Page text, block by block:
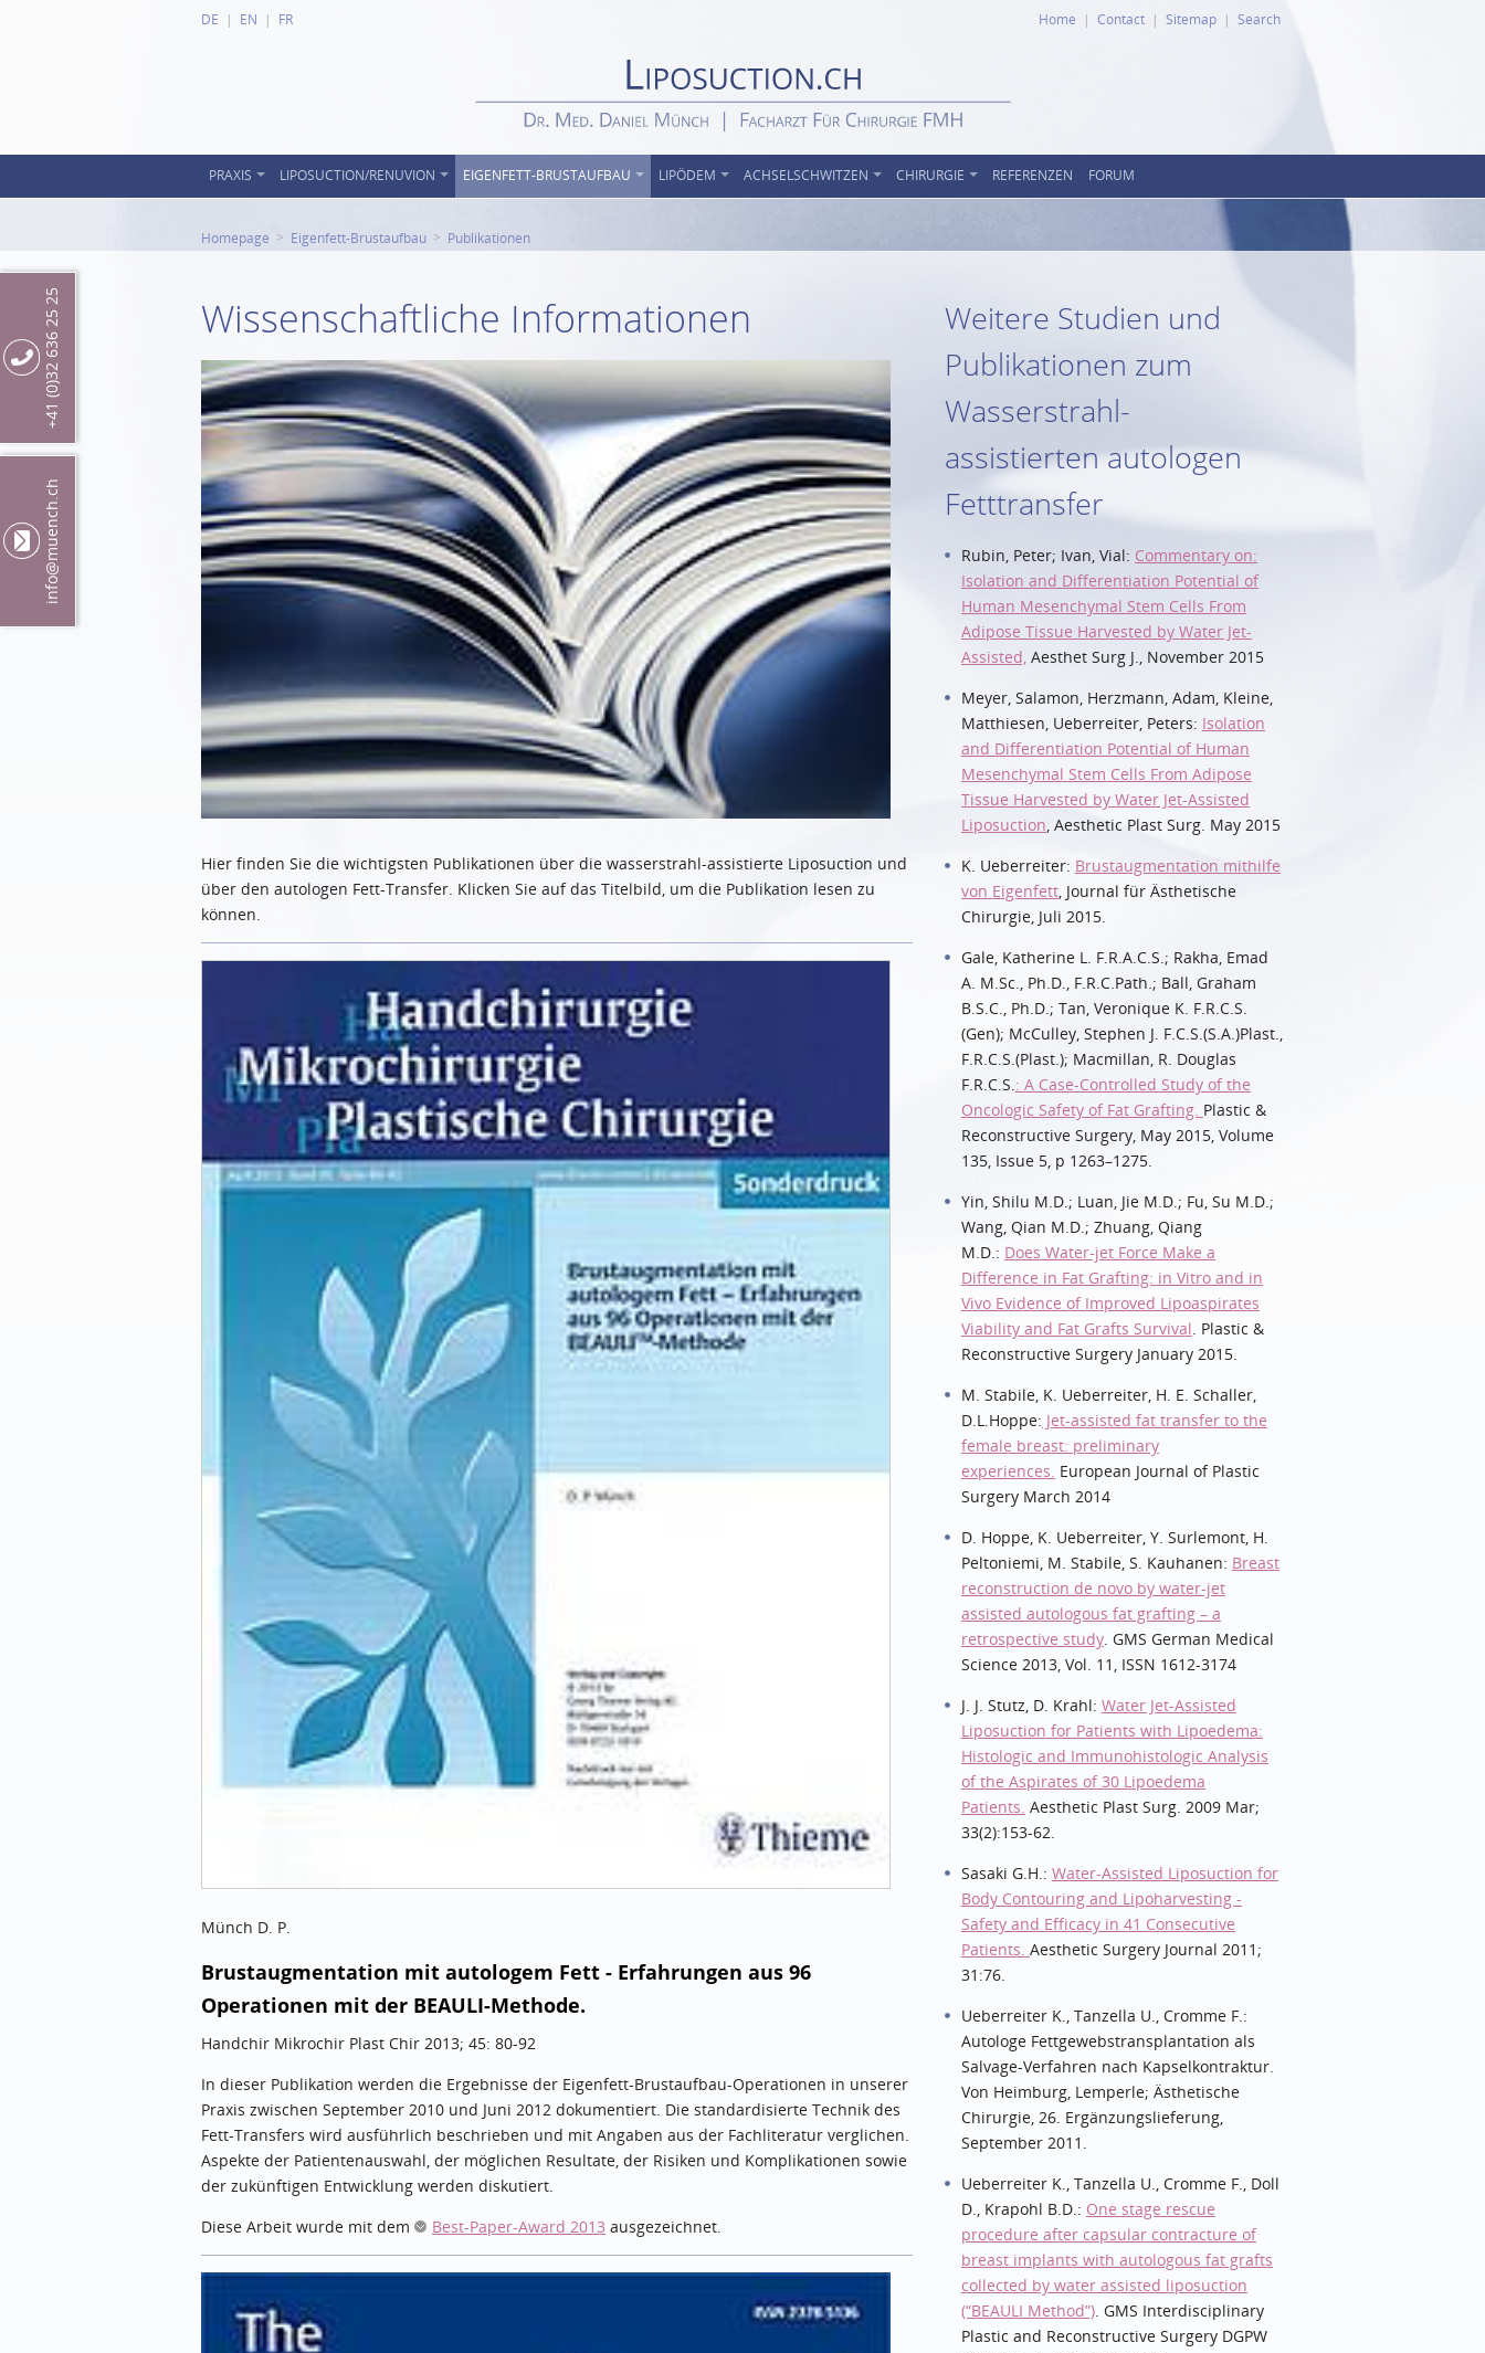
DE EN FR Home Contact Sitemap Search
PRAXIS LIPOSUCTION/RENUVION EIGENFETT-BRUSTAUFBAU LIPÖDEM ACHSELSCHWITZEN CHIRURGIE REFERENZEN FORUM
Homepage Eigenfett-Brustaufbau Publikationen
Wissenschaftliche Informationen
Hier finden Sie die wichtigsten Publikationen über die wasserstrahl-assistierte Liposuction und
über den autologen Fett-Transfer. Klicken Sie auf das Titelbild, um die Publikation lesen zu
können.
Münch D. P.
Brustaugmentation mit autologem Fett - Erfahrungen aus 96
Operationen mit der BEAULI-Methode.
Handchir Mikrochir Plast Chir 2013; 45: 80-92
In dieser Publikation werden die Ergebnisse der Eigenfett-Brustaufbau-Operationen in unserer
Praxis zwischen September 2010 und Juni 2012 dokumentiert. Die standardisierte Technik des
Fett-Transfers wird ausführlich beschrieben und mit Angaben aus der Fachliteratur verglichen.
Aspekte der Patientenauswahl, der möglichen Resultate, der Risiken und Komplikationen sowie
der zukünftigen Entwicklung werden diskutiert.
Diese Arbeit wurde mit dem
Best-Paper-Award 2013 ausgezeichnet.
Weitere Studien und
Publikationen zum
Wasserstrahl-
assistierten autologen
Fetttransfer
Rubin, Peter; Ivan, Vial: Commentary on:
Isolation and Differentiation Potential of
Human Mesenchymal Stem Cells From
Adipose Tissue Harvested by Water Jet-
Assisted, Aesthet Surg J., November 2015
Meyer, Salamon, Herzmann, Adam, Kleine,
Matthiesen, Ueberreiter, Peters: Isolation
and Differentiation Potential of Human
Mesenchymal Stem Cells From Adipose
Tissue Harvested by Water Jet-Assisted
Liposuction , Aesthetic Plast Surg. May 2015
K. Ueberreiter: Brustaugmentation mithilfe
von Eigenfett, Journal für Ästhetische
Chirurgie, Juli 2015.
Gale, Katherine L. F.R.A.C.S.; Rakha, Emad
A. M.Sc., Ph.D., F.R.C.Path.; Ball, Graham
B.S.C., Ph.D.; Tan, Veronique K. F.R.C.S.
(Gen); McCulley, Stephen J. F.C.S.(S.A.)Plast.,
F.R.C.S.(Plast.); Macmillan, R. Douglas
F.R.C.S. : A Case-Controlled Study of the
Oncologic Safety of Fat Grafting. Plastic &
Reconstructive Surgery, May 2015, Volume
135, Issue 5, p 1263–1275.
Yin, Shilu M.D.; Luan, Jie M.D.; Fu, Su M.D.;
Wang, Qian M.D.; Zhuang, Qiang
M.D.: Does Water-jet Force Make a
Difference in Fat Grafting: in Vitro and in
Vivo Evidence of Improved Lipoaspirates
Viability and Fat Grafts Survival . Plastic &
Reconstructive Surgery January 2015.
M. Stabile, K. Ueberreiter, H. E. Schaller,
D.L.Hoppe: Jet-assisted fat transfer to the
female breast: preliminary
experiences. European Journal of Plastic
Surgery March 2014
D. Hoppe, K. Ueberreiter, Y. Surlemont, H.
Peltoniemi, M. Stabile, S. Kauhanen: Breast
reconstruction de novo by water-jet
assisted autologous fat grafting – a
retrospective study. GMS German Medical
Science 2013, Vol. 11, ISSN 1612-3174
J. J. Stutz, D. Krahl: Water Jet-Assisted
Liposuction for Patients with Lipoedema:
Histologic and Immunohistologic Analysis
of the Aspirates of 30 Lipoedema
Patients. Aesthetic Plast Surg. 2009 Mar;
33(2):153-62.
Sasaki G.H.: Water-Assisted Liposuction for
Body Contouring and Lipoharvesting -
Safety and Efficacy in 41 Consecutive
Patients. Aesthetic Surgery Journal 2011;
31:76.
Ueberreiter K., Tanzella U., Cromme F.:
Autologe Fettgewebstransplantation als
Salvage-Verfahren nach Kapselkontraktur.
Von Heimburg, Lemperle; Ästhetische
Chirurgie, 26. Ergänzungslieferung,
September 2011.
Ueberreiter K., Tanzella U., Cromme F., Doll
D., Krapohl B.D.: One stage rescue
procedure after capsular contracture of
breast implants with autologous fat grafts
collected by water assisted liposuction
(“BEAULI Method”). GMS Interdisciplinary
Plastic and Reconstructive Surgery DGPW
info
@muench.ch
+41 (0)32 636 25 25